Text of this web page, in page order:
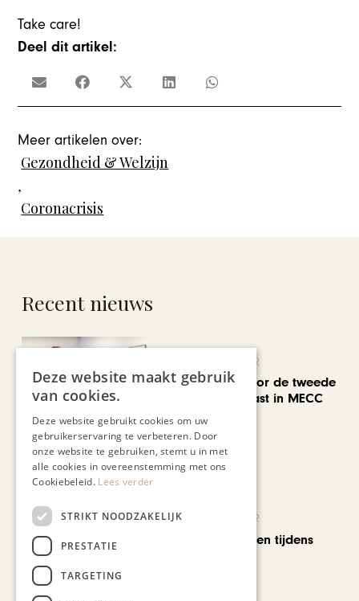
Take care!
Deel dit artikel:
Meer artikelen over:
Gezondheid & Welzijn
,
Coronacrisis
Recent nieuws
KUNST & CULTUUR
EuropArtFair voor de tweede
keer op rij te gast in MECC
KUNST & CULTUUR
Wereldse beelden tijdens
Deze website maakt gebruik
van cookies.
Deze website gebruikt cookies om uw
gebruikerservaring te verbeteren. Door
onze website te gebruiken, stemt u in met
alle cookies in overeenstemming met ons
Cookiebeleid. Lees verder
STRIKT NOODZAKELIJK
PRESTATIE
TARGETING